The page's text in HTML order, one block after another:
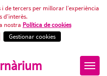
de tercers per millorar l’experiència
nostra Política de cookies
Gestionar cookies